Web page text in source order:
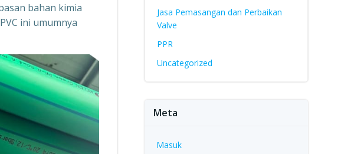
bahan kimia
ini umumnya
Jasa Pemasangan dan Perbaikan
Valve
PPR
Uncategorized
Meta
Masuk